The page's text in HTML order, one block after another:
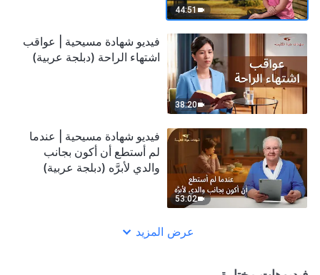
44:51
38:20
فيديو شهادة مسيحية | عواقب
اشتهاء الراحة (دبلجة عربية)
53:02
فيديو شهادة مسيحية | عندما
لم أستطع أن أكون بجانب
والدي لأبرَّه (دبلجة عربية)
عرض المزيد